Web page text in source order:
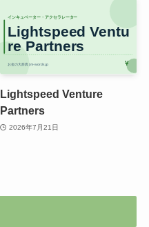
Lightspeed Venture
Partners
2026年7月21日